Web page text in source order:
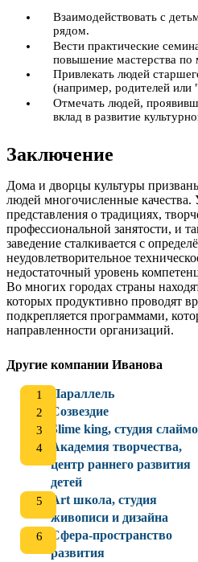
Взаимодействовать с
рядом.
Вести практические
повышение мастерства
Привлекать людей
(например, родителей или
Отмечать людей,
вклад в развитие
Заключение
Дома и дворцы культуры
людей многочисленные
представления о традициях,
профессиональной занятости, и
заведение сталкивается с
неудовлетворительное
недостаточный уровень
Во многих городах страны
которых продуктивно проводят
подкрепляется программами,
направленности организаций.
Другие компании Иванова
Параллель
Созвездие
Slime king, студия
Академия творчества,
центр раннего развития
детей
Art школа, студия
живописи и дизайна
Сфера-пространство
развития